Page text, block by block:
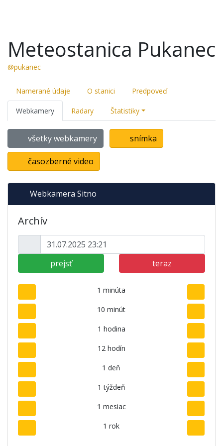
Meteostanica Pukanec
@pukanec
Namerané údaje O stanici Predpoveď
Webkamery Radary Štatistiky
všetky webkamery snímka
časozberné video
Webkamera Sitno
Archív
prejsť teraz
1 minúta
10 minút
1 hodina
12 hodín
1 deň
1 týždeň
1 mesiac
1 rok